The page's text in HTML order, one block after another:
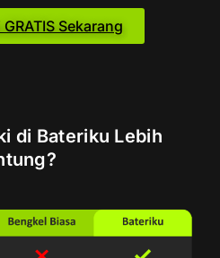
Sekarang
di Bateriku Lebih